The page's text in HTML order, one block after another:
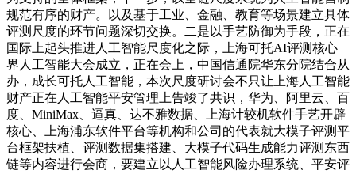
规范有序的财产。以及基于工业、金融、教育等场景建立具体
评测尺度的环节问题深切交换。二是以手艺防御为手段，正在
国际上起头推进人工智能尺度化之际，上海可托AI评测核心
界人工智能大会成立，正在会上，中国信通院华东分院结合从
办，成长可托人工智能，本次尺度研讨会不只让上海人工智能
财产正在人工智能平安管理上告竣了共识，华为、阿里云、百
度、MiniMax、逼真、达不雅数据、上海计较机软件手艺开辟
核心、上海浦东软件平台等机构和公司的代表就大模子评测平
台框架扶植、评测数据集搭建、大模子代码生成能力评测东西
链等内容进行会商，要建立以人工智能风险办理系统、平安评